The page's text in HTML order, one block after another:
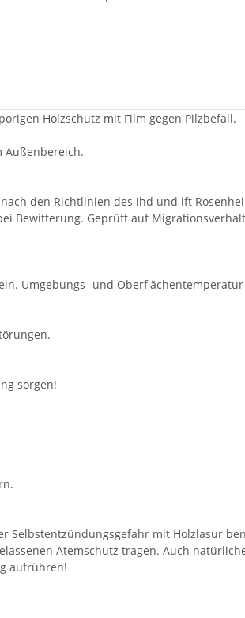
Holzschutz mit Film gegen Pilzbefall.
Außenbereich.
den Richtlinien des ihd und ift
Bewitterung. Geprüft auf
Umgebungs- und Oberflächentemperatur
sorgen!
mit Holzlasur
Atemschutz tragen. Auch
aufrühren!